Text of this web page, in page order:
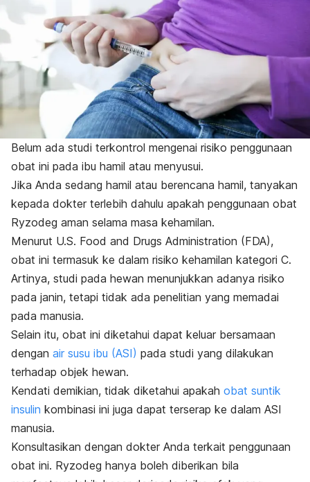
Belum ada studi terkontrol mengenai risiko penggunaan
obat ini pada ibu hamil atau menyusui.
Jika Anda sedang hamil atau berencana hamil, tanyakan
kepada dokter terlebih dahulu apakah penggunaan obat
Ryzodeg aman selama masa kehamilan.
Menurut U.S. Food and Drugs Administration (FDA),
obat ini termasuk ke dalam risiko kehamilan kategori C.
Artinya, studi pada hewan menunjukkan adanya risiko
pada janin, tetapi tidak ada penelitian yang memadai
pada manusia.
Selain itu, obat ini diketahui dapat keluar bersamaan
dengan air susu ibu (ASI) pada studi yang dilakukan
terhadap objek hewan.
Kendati demikian, tidak diketahui apakah obat suntik
insulin kombinasi ini juga dapat terserap ke dalam ASI
manusia.
Konsultasikan dengan dokter Anda terkait penggunaan
obat ini. Ryzodeg hanya boleh diberikan bila